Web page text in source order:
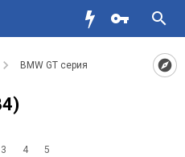
BMW GT серия
3 4 5